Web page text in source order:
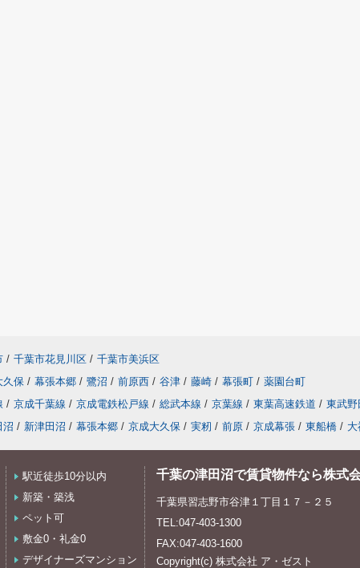
/ 千葉市花見川区 / 千葉市美浜区
久保 / 幕張本郷 / 鷺沼 / 前原西 / 谷津 / 藤崎 / 幕張町 / 薬園台町
/ 京成千葉線 / 京成電鉄松戸線 / 総武本線 / 京葉線 / 東葉高速鉄道 / 東武野
沼 / 新津田沼 / 幕張本郷 / 京成大久保 / 実籾 / 前原 / 京成幕張 / 東船橋 /
駅近徒歩10分以内
新築・築浅
ペット可
敷金0・礼金0
デザイナーズマンション
千葉の津田沼で賃貸物件なら株式
千葉県習志野市谷津１丁目１７－２５
TEL:047-403-1300
FAX:047-403-1600
Copyright(c) 株式会社 ア・ゼスト